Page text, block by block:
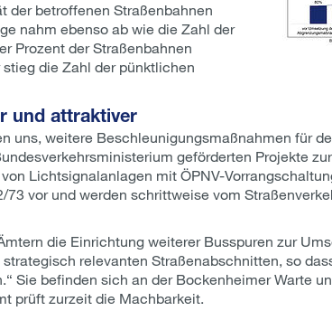
der betroffenen Straßenbahnen
nahm ebenso ab wie die Zahl der
Prozent der Straßenbahnen
die Zahl der pünktlichen
und attraktiver
uns, weitere Beschleunigungsmaßnahmen für
geförderten Projekte
Lichtsignalanlagen mit ÖPNV-
vor und werden schrittweise vom
die Einrichtung weiterer Busspuren zur
relevanten Straßenabschnitten, so
Sie befinden sich an der Bockenheimer Warte
prüft zurzeit die Machbarkeit.